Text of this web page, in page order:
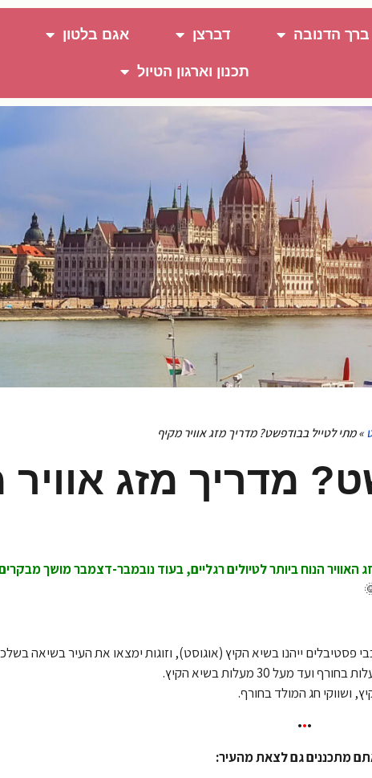
ברך הדנובה דברצן אגם בלטון
תכנון וארגון הטיול
»מתי לטייל בבודפשט? מדריך מזג אוויר מקיף
מדריך מזג אוויר
הנוח ביותר לטיולים רגליים, בעוד נובמבר-דצמבר מושך
פסטיבלים ייהנו בשיא הקיץ (אוגוסט), וזוגות ימצאו את העיר בשיאה
ושווקי חג המולד בחורף.
•
•
•
מתכננים גם לצאת מהעיר: